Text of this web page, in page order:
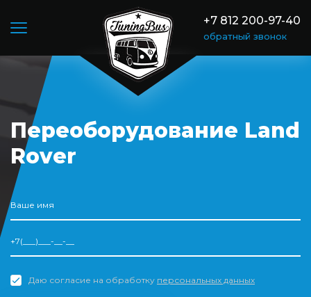
+7 812 200-97-40
обратный звонок
Переоборудование Land
Rover
Даю согласие на обработку персональных данных